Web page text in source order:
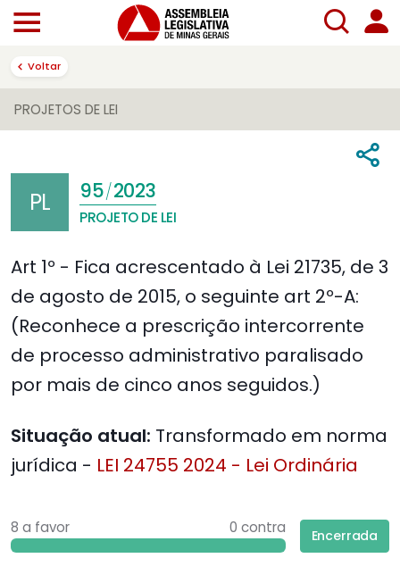
Voltar
PROJETOS DE LEI
PL 95/2023
PROJETO DE LEI
Art 1º - Fica acrescentado à Lei 21735, de 3
de agosto de 2015, o seguinte art 2º-A:
(Reconhece a prescrição intercorrente
de processo administrativo paralisado
por mais de cinco anos seguidos.)
Situação atual: Transformado em norma
jurídica - LEI 24755 2024 - Lei Ordinária
8 a favor 0 contra Encerrada